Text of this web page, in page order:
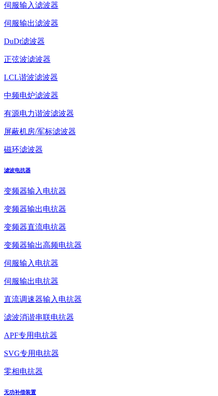
伺服输入滤波器
伺服输出滤波器
DuDt滤波器
正弦波滤波器
LCL谐波滤波器
中频电炉滤波器
有源电力谐波滤波器
屏蔽机房/军标滤波器
磁环滤波器
滤波电抗器
变频器输入电抗器
变频器输出电抗器
变频器直流电抗器
变频器输出高频电抗器
伺服输入电抗器
伺服输出电抗器
直流调速器输入电抗器
滤波消谐串联电抗器
APF专用电抗器
SVG专用电抗器
零相电抗器
无功补偿装置